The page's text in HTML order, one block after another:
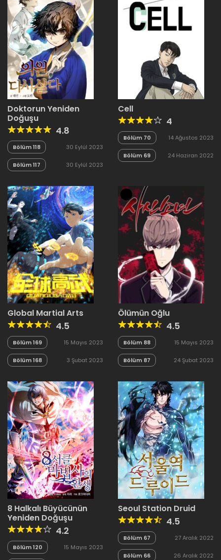
Doktorun Yeniden
Doğuşu
4.8
Bölüm 118 30 Eylül 2023
Bölüm 117 30 Eylül 2023
Cell
4
Bölüm 70 14 Ağustos 2023
Bölüm 69 24 Haziran 2022
Global Martial Arts
4.5
Bölüm 169 15 Mayıs 2023
Bölüm 168 3 Şubat 2023
Ölümün Oğlu
4.5
Bölüm 88 15 Mayıs 2023
Bölüm 87 24 Şubat 2023
8 Halkalı Büyücünün
Yeniden Doğuşu
4.2
Bölüm 120 15 Mayıs 2023
Seoul Station Druid
4.5
Bölüm 67 27 Aralık 2022
Bölüm 66 26 Aralık 2022